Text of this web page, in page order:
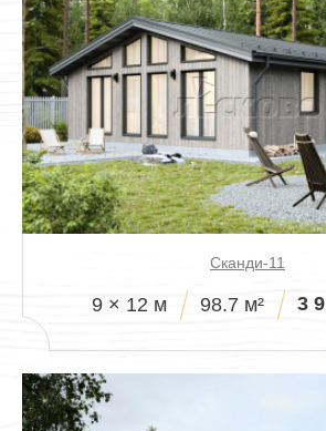
Сканди-11
9 × 12 м 98.7 м² 3